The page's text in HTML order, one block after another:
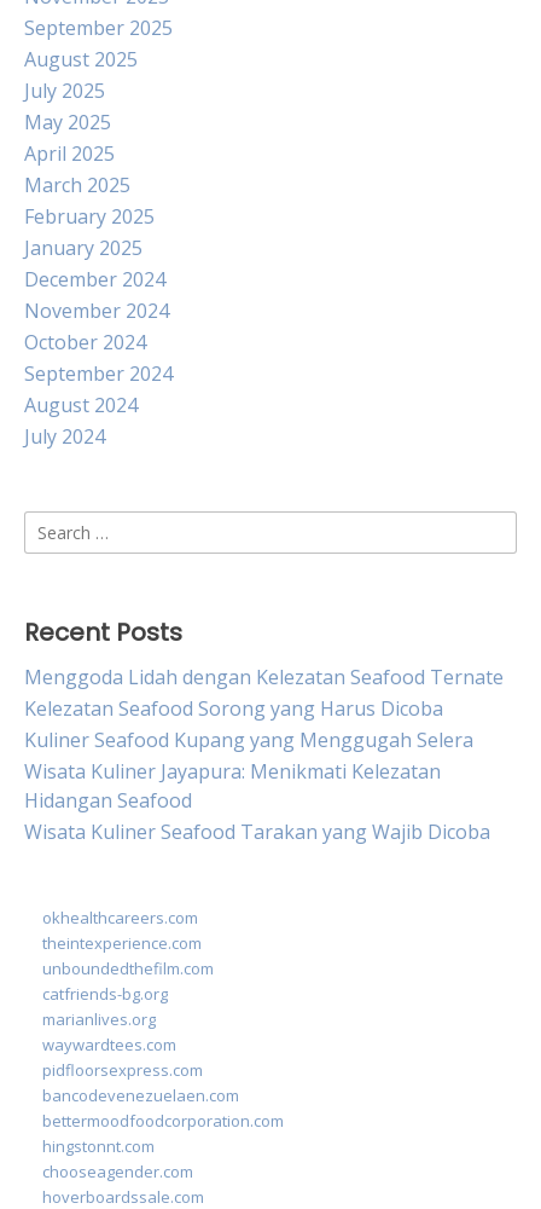
September 2025
August 2025
July 2025
May 2025
April 2025
March 2025
February 2025
January 2025
December 2024
November 2024
October 2024
September 2024
August 2024
July 2024
Search
for:
Recent Posts
Menggoda Lidah dengan Kelezatan Seafood Ternate
Kelezatan Seafood Sorong yang Harus Dicoba
Kuliner Seafood Kupang yang Menggugah Selera
Wisata Kuliner Jayapura: Menikmati Kelezatan
Hidangan Seafood
Wisata Kuliner Seafood Tarakan yang Wajib Dicoba
okhealthcareers.com
theintexperience.com
unboundedthefilm.com
catfriends-bg.org
marianlives.org
waywardtees.com
pidfloorsexpress.com
bancodevenezuelaen.com
bettermoodfoodcorporation.com
hingstonnt.com
chooseagender.com
hoverboardssale.com